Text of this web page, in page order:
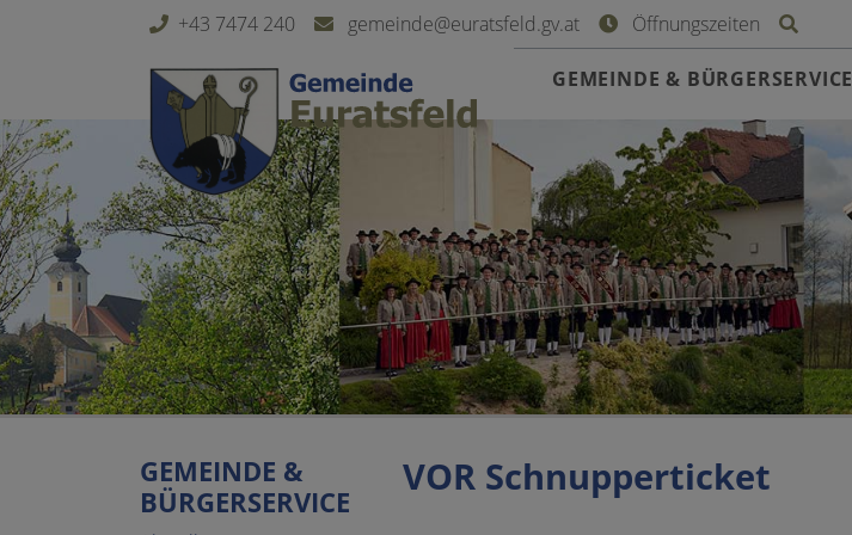
Sprungmarken
Springe direkt zu:
+43 7474 240 gemeinde@euratsfeld.gv.at Öffnungszeiten
GEMEINDE & BÜRGERSERVICE
GEMEINDE &
BÜRGERSERVICE
VOR Schnupperticket